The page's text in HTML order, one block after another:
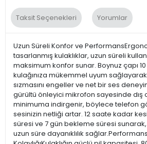
Taksit Seçenekleri Yorumlar
Uzun Süreli Konfor ve
tasarlanmış kulaklıklar, uzun süreli
maksimum konfor sunar. Boynuz çapı
kulağınıza mükemmel uyum sağlayarak
sızmasını engeller ve net bir ses
gürültü önleyici mikrofon sayesinde dış
minimuma indirgenir, böylece telefon
sesinizin netliği artar. 12 saate kadar
süresi ve 7 gün bekleme süresi
uzun süre dayanıklılık